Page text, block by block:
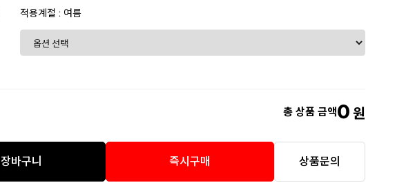
적용계절 : 여름
총 상품 금액0 원
장바구니 즉시구매 상품문의